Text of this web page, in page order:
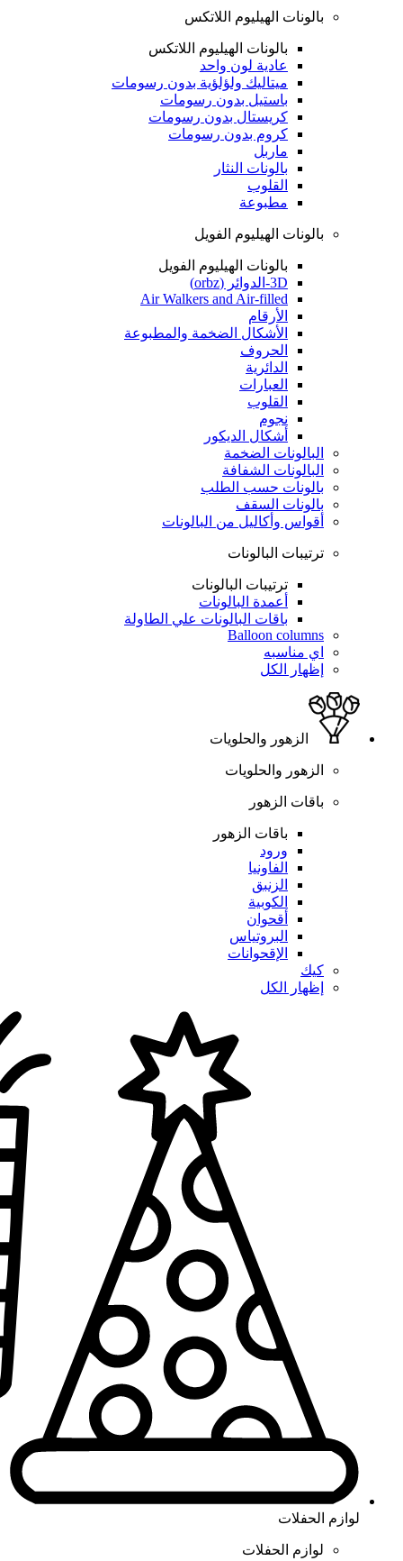
بالونات الهيليوم اللاتكس
بالونات الهيليوم اللاتكس
عادية لون واحد
ميتاليك ولؤلؤية بدون رسومات
باستيل بدون رسومات
كريستال بدون رسومات
كروم بدون رسومات
ماربل
بالونات النثار
القلوب
مطبوعة
بالونات الهيليوم الفويل
بالونات الهيليوم الفويل
3D-الدوائر (orbz)
Air Walkers and Air-filled
الأرقام
الأشكال الضخمة والمطبوعة
الحروف
الدائرية
العبارات
القلوب
نجوم
أشكال الديكور
البالونات الضخمة
البالونات الشفافة
بالونات حسب الطلب
بالونات السقف
أقواس وأكاليل من البالونات
ترتيبات البالونات
ترتيبات البالونات
أعمدة البالونات
باقات البالونات علي الطاولة
Balloon columns
اي مناسبه
إظهار الكل
الزهور والحلويات
الزهور والحلويات
باقات الزهور
باقات الزهور
ورود
الفاونيا
الزنبق
الكوبية
أقحوان
البروتياس
الإقحوانات
كيك
إظهار الكل
لوازم الحفلات
لوازم الحفلات